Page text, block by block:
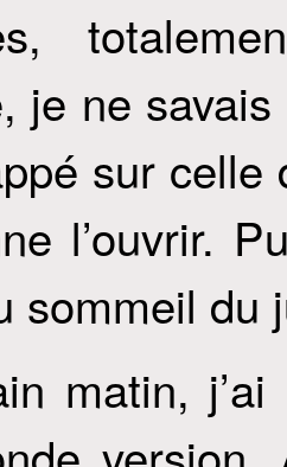
je ne
sur
l’ouvrir.
sommeil du
matin,